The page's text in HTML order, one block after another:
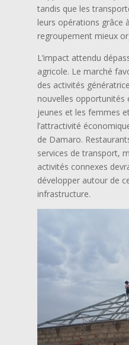
tandis que les
leurs opérations grâce
regroupement mieux
L’impact attendu
agricole. Le marché
des activités
nouvelles opportunités
jeunes et les femmes
l’attractivité
de Damaro.
services de transport,
activités connexes
développer autour de
infrastructure.